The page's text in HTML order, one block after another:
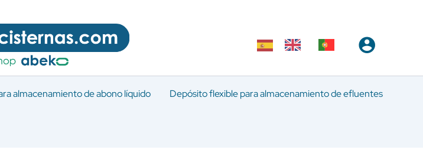
almacenamiento de abono líquido Depósito flexible para almacenamiento de efluentes